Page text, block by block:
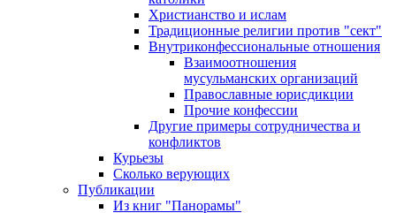
Христианство и ислам
Традиционные религии против "сект"
Внутриконфессиональные отношения
Взаимоотношения
мусульманских организаций
Православные юрисдикции
Прочие конфессии
Другие примеры сотрудничества и
конфликтов
Курьезы
Сколько верующих
Публикации
Из книг "Панорамы"